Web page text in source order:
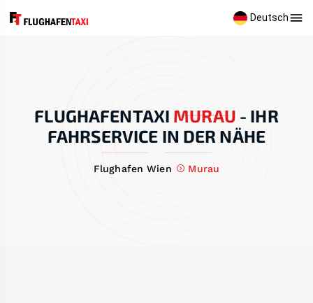
Deutsch
FLUGHAFENTAXI MURAU - IHR
FAHRSERVICE IN DER NÄHE
Flughafen Wien Murau